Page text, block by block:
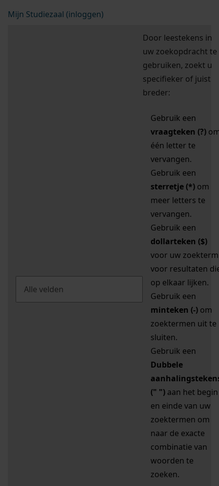
Mijn Studiezaal (inloggen)
Door leestekens in
uw zoekopdracht te
gebruiken, zoekt u
specifieker of juist
breder:
Gebruik een
vraagteken (?)
één letter te
vervangen.
Gebruik een
sterretje (*) om
meer letters te
vervangen.
Gebruik een
dollarteken ($)
voor uw zoekterm
voor resultaten
op elkaar lijken.
Gebruik een
minteken (-) om
zoektermen uit te
sluiten.
Gebruik een
Dubbele
(" ") aan het begin
en einde van uw
zoektermen om
naar de exacte
combinatie van
woorden te
zoeken.